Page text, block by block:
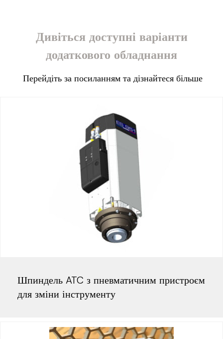
Дивіться доступні варіанти
додаткового обладнання
Перейдіть за посиланням та дізнайтеся більше
Шпиндель ATC з пневматичним пристроєм
для зміни інструменту